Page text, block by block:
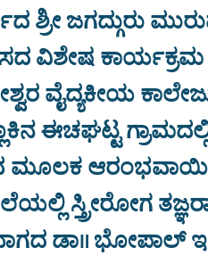
ಶ್ರೀ ಜಗದ್ಗುರು
ವಿಶೇಷ
ವೈದ್ಯಕೀಯ
ಈಚಘಟ್ಟ
ಮೂಲಕ
ಸ್ತ್ರೀರೋಗ
ಡಾ॥ ಭೋಪಾಲ್